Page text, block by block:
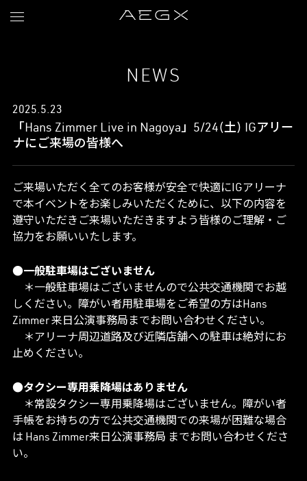
NEWS
2025.5.23
「Hans Zimmer Live in Nagoya」5/24(土) IGアリー
ナにご来場の皆様へ
ご来場いただく全てのお客様が安全で快適にIGアリーナ
で本イベントをお楽しみいただくために、以下の内容を
遵守いただきご来場いただきますよう皆様のご理解・ご
協力をお願いいたします。
●一般駐車場はございません
＊一般駐車場はございませんので公共交通機関でお越
しください。障がい者用駐車場をご希望の方はHans
Zimmer 来日公演事務局までお問い合わせください。
＊アリーナ周辺道路及び近隣店舗への駐車は絶対にお
止めください。
●タクシー専用乗降場はありません
＊常設タクシー専用乗降場はございません。障がい者
手帳をお持ちの方で公共交通機関での来場が困難な場合
は Hans Zimmer来日公演事務局 までお問い合わせくださ
い。